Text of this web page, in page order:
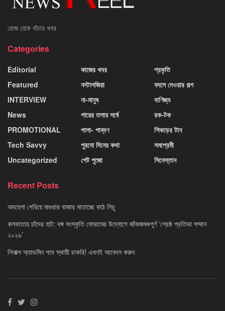
রোজ হোক বাঁচার খবর
Categories
Editorial
Featured
INTERVIEW
News
PROMOTIONAL
Tech Savvy
Uncategorized
কাজের খবর
নস্টালজিয়া
না-মানুষ
পায়ের তলায় সর্ষে
পালা- পাব্বণ
পুরনো দিনের কথা
পেট পুজো
প্রকৃতি
বদলে দেওয়ার গল্প
বাণিজ্য
রক-টক
শিকড়ের টান
সমপ্রেমী
সিনেস্তান
Recent Posts
অবহেলা পেরিয়ে মাগুরার বাজার মাতাচ্ছে কাঠ লিচু
কলকাতায় চাঁদের হাট: বঙ্গ সংস্কৃতি ফোরামের উদ্যোগে জাঁকজমকপূর্ণ ‘শ্রেষ্ঠ প্রতিভা সম্মান
২০২৬’
লিনাক্স অ্যাডমিন পদে স্থায়ী চাকরি! এখনই আবেদন করুন